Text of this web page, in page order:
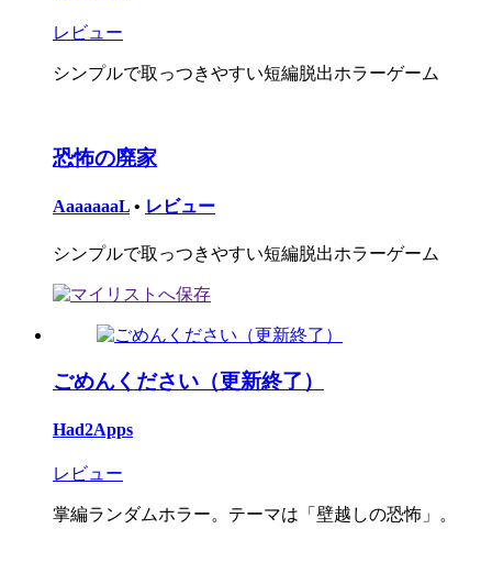
レビュー
シンプルで取っつきやすい短編脱出ホラーゲーム
恐怖の廃家
AaaaaaaL • レビュー
シンプルで取っつきやすい短編脱出ホラーゲーム
ごめんください（更新終了）
Had2Apps
レビュー
掌編ランダムホラー。テーマは「壁越しの恐怖」。